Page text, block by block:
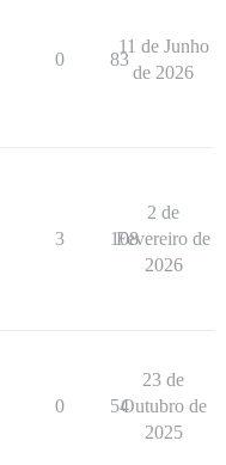
0 83
11 de Junho
de 2026
3 108
2 de
Fevereiro de
2026
0 54
23 de
Outubro de
2025